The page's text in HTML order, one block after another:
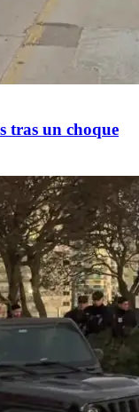
tras un choque